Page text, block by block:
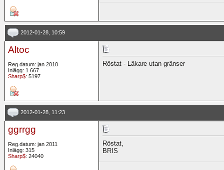
2012-01-28, 10:59
Altoc
Reg.datum: jan 2010
Inlägg: 1 667
Sharp$: 5197
Röstat - Läkare utan gränser
2012-01-28, 11:23
ggrrgg
Reg.datum: jan 2011
Inlägg: 315
Sharp$: 24040
Röstat,
BRIS